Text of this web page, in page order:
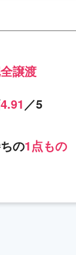
譲渡
4.91 ／5
の1点もの